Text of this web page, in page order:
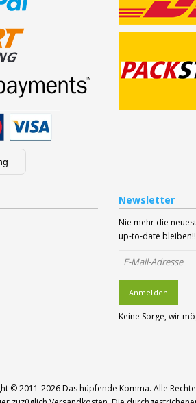
Newsletter
Nie mehr die
up-to-date bleiben!!
Anmelden
Keine Sorge, wir
© 2011-2026 Das hüpfende Komma. Alle